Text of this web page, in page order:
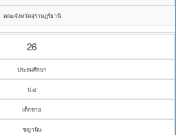
คณะจังหวัดสุราษฎร์ธานี
26
ประถมศึกษา
ป.๔
เด็กชาย
ชญานิน